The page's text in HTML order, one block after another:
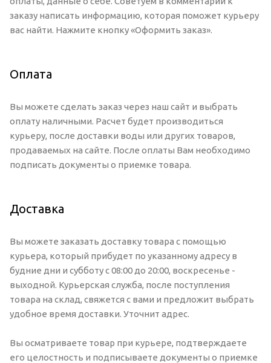
заказу написать информацию, которая поможет курьеру
вас найти. Нажмите кнопку «Оформить заказ».
Оплата
Вы можете сделать заказ через наш сайт и выбрать
оплату наличными. Расчет будет производиться
курьеру, после доставки воды или других товаров,
продаваемых на сайте. После оплаты Вам необходимо
подписать документы о приемке товара.
Доставка
Вы можете заказать доставку товара с помощью
курьера, который прибудет по указанному адресу в
будние дни и субботу с 08:00 до 20:00, воскресенье -
выходной. Курьерская служба, после поступления
товара на склад, свяжется с вами и предложит выбрать
удобное время доставки. Уточнит адрес.
Вы осматриваете товар при курьере, подтверждаете
его целостность и подписываете документы о приемке